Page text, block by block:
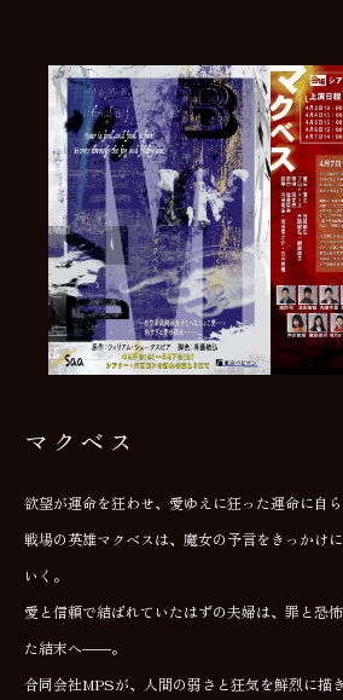
マクベス
欲望が運命を狂わせ、愛ゆえに狂った運命に自
戦場の英雄マクベスは、魔女の予言をきっかけ
いく。
愛と信頼で結ばれていたはずの夫婦は、罪と恐
た結末へ――。
合同会社MPSが、人間の弱さと狂気を鮮烈に描